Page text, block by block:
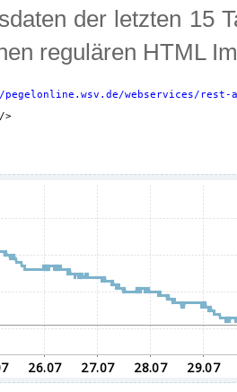
der letzten 15
regulären HTML
webservices/rest-
/>